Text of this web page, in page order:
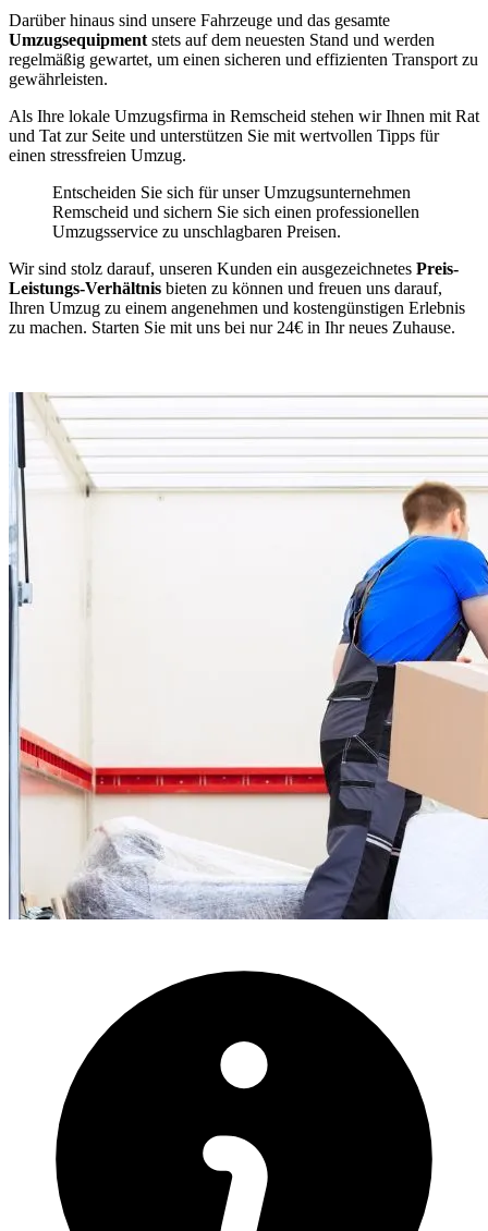
Darüber hinaus sind unsere Fahrzeuge und das gesamte
Umzugsequipment stets auf dem neuesten Stand und werden
regelmäßig gewartet, um einen sicheren und effizienten Transport zu
gewährleisten.
Als Ihre lokale Umzugsfirma in Remscheid stehen wir Ihnen mit Rat
und Tat zur Seite und unterstützen Sie mit wertvollen Tipps für
einen stressfreien Umzug.
Entscheiden Sie sich für unser Umzugsunternehmen
Remscheid und sichern Sie sich einen professionellen
Umzugsservice zu unschlagbaren Preisen.
Wir sind stolz darauf, unseren Kunden ein ausgezeichnetes Preis-
Leistungs-Verhältnis bieten zu können und freuen uns darauf,
Ihren Umzug zu einem angenehmen und kostengünstigen Erlebnis
zu machen. Starten Sie mit uns bei nur 24€ in Ihr neues Zuhause.